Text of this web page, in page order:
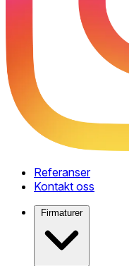
Referanser
Kontakt oss
Firmaturer